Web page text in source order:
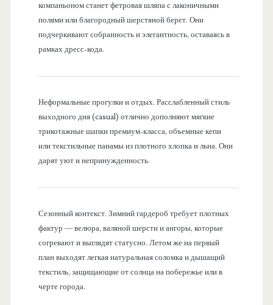
компаньоном станет фетровая шляпа с лаконичными
полями или благородный шерстяной берет. Они
подчеркивают собранность и элегантность, оставаясь в
рамках дресс-кода.
Неформальные прогулки и отдых. Расслабленный стиль
выходного дня (casual) отлично дополняют мягкие
трикотажные шапки премиум-класса, объемные кепи
или текстильные панамы из плотного хлопка и льна. Они
дарят уют и непринужденность.
Сезонный контекст. Зимний гардероб требует плотных
фактур — велюра, валяной шерсти и ангоры, которые
согревают и выглядят статусно. Летом же на первый
план выходят легкая натуральная соломка и дышащий
текстиль, защищающие от солнца на побережье или в
черте города.